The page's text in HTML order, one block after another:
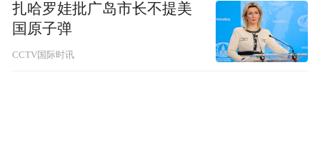
扎哈罗娃批广岛市长不提美
国原子弹
CCTV国际时讯